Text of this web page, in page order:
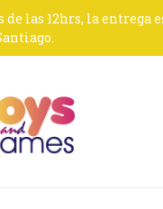
de las 12hrs, la entrega